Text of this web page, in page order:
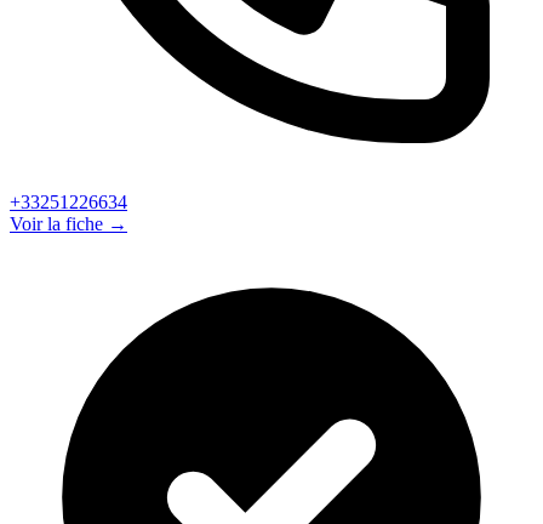
+33251226634
Voir la fiche →